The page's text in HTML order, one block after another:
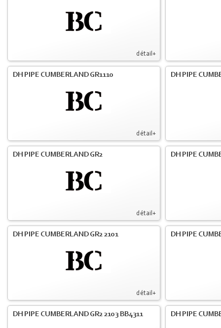
détail+
détail+
DH PIPE CUMBERLAND GR1110 DH PIPE
détail+
DH PIPE CUMBERLAND GR2 DH PIPE
détail+
DH PIPE CUMBERLAND GR2 2101 DH PIPE
DH PIPE CUMBERLAND GR2 2103 BB4311 DH PIPE